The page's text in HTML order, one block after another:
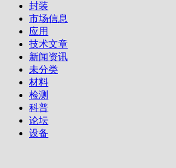
封装
市场信息
应用
技术文章
新闻资讯
未分类
材料
检测
科普
论坛
设备